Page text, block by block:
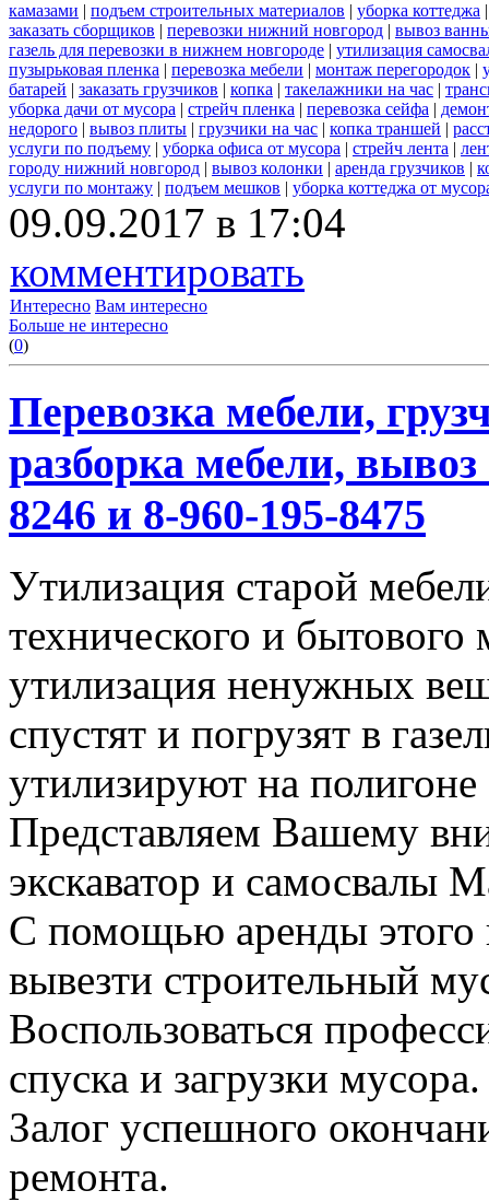
камазами | подъем строительных материалов | уборка коттеджа
заказать сборщиков | перевозки нижний новгород | вывоз
газель для перевозки в нижнем новгороде | утилизация
пузырьковая пленка | перевозка мебели | монтаж перегородок |
батарей | заказать грузчиков | копка | такелажники на час |
уборка дачи от мусора | стрейч пленка | перевозка сейфа |
недорого | вывоз плиты | грузчики на час | копка траншей |
услуги по подъему | уборка офиса от мусора | стрейч лента |
городу нижний новгород | вывоз колонки | аренда грузчиков |
услуги по монтажу | подъем мешков | уборка коттеджа от
09.09.2017 в 17:04
комментировать
Интересно Вам интересно
Больше не интересно
(0)
Перевозка мебели,
разборка мебели,
8246 и 8-960-195-8475
Утилизация старой
технического и
утилизация ненужных
спустят и погрузят в
утилизируют на полигоне
Представляем Вашему
экскаватор и самосвалы
С помощью аренды этого
вывезти строительный
Воспользоваться
спуска и загрузки мусора.
Залог успешного
ремонта.